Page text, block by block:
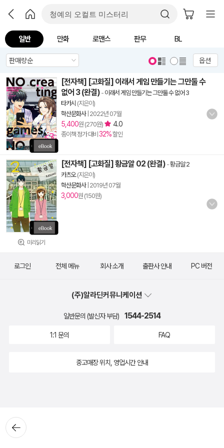
일반 만화 로맨스 판무 BL
옵션
[전자책] [고화질] 이래서 게임 만들기는 그만둘 수
없어 3 (완결) - 이래서 게임 만들기는 그만둘 수 없어 3
타카시 (지은이)
학산문화사| 2022년 07월
5,400원 (270원) 4.0
종이책 정가 대비 32%할인
미리읽기
[전자책] [고화질] 황금알 02 (완결) -황금알 2
카츠오(지은이)
학산문화사| 2019년 07월
3,000원 (150원)
뒤로가
기
로그인 전체 메뉴 회사 소개 출판사 안내 PC 버전
(주)알라딘커뮤니케이션
일반문의 (발신자 부담) 1544-2514
1:1 문의 FAQ
중고매장 위치, 영업시간 안내